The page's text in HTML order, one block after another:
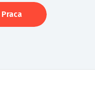
Praca